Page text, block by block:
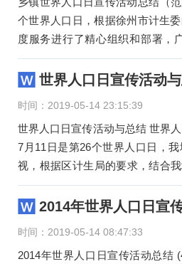
个世界人口日，根据徐州市计生
度服务进行了精心组织和部署，
风，共创健康幸福
世界人口日宣传活动
时间：2019-05-14 23:15:39
世界人口日宣传活动与总结 世界
7月11日是第26个世界人口日，
视，根据区计生局的要求，结合
日在街道广场
2014年世界人口日宣
时间：2019-05-14 08:47:33
2014年世界人口日宣传活动总结 (4000字) 2014